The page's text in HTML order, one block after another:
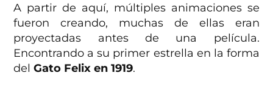
A partir de aquí, múltiples animaciones se
fueron creando, muchas de ellas eran
proyectadas antes de una película.
Encontrando a su primer estrella en la forma
delGato Felix en 1919.